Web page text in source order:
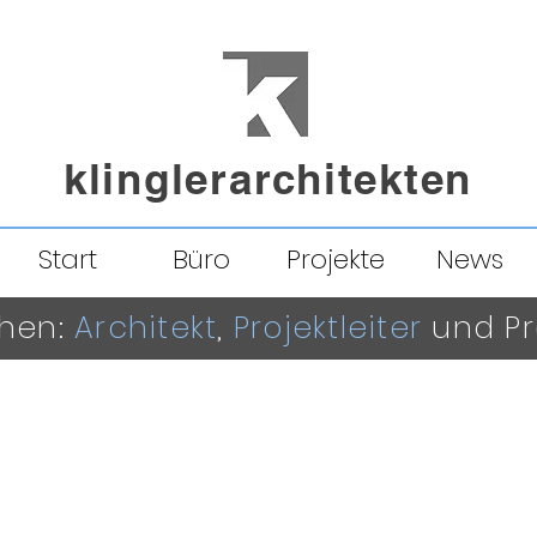
klinglerarchitekten
Start Büro Projekte News
Architekt, Projektleiter und